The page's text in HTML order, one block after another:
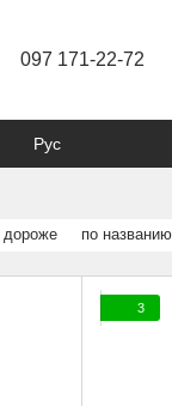
097 171-22-72
Рус
дороже по названию
3